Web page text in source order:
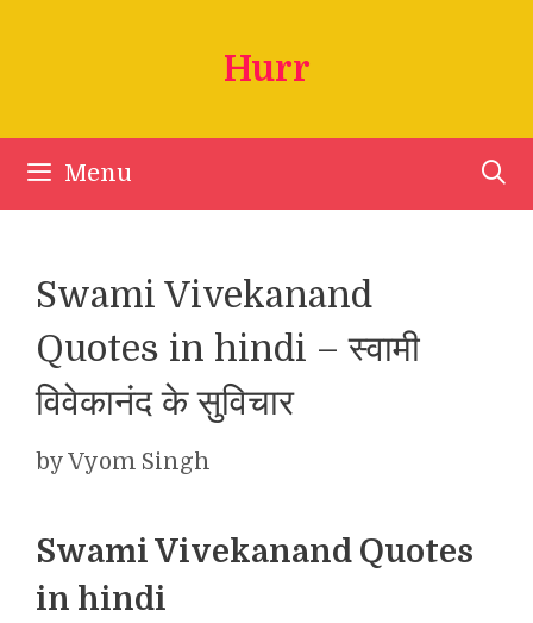
Hurr
Menu
Swami Vivekanand
Quotes in hindi – स्वामी
विवेकानंद के सुविचार
byVyom Singh
Swami Vivekanand Quotes
in hindi